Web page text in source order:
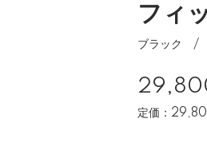
フィ
ブラック /
定価：